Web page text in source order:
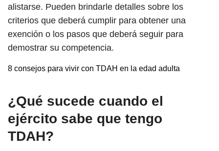
alistarse. Pueden brindarle detalles sobre los
criterios que deberá cumplir para obtener una
exención o los pasos que deberá seguir para
demostrar su competencia.
8 consejos para vivir con TDAH en la edad adulta
¿Qué sucede cuando el
ejército sabe que tengo
TDAH?